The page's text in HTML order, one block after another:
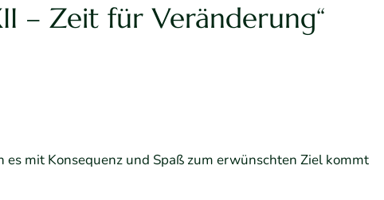
– Zeit für Veränderung“
mit Konsequenz und Spaß zum erwünschten Ziel kommt